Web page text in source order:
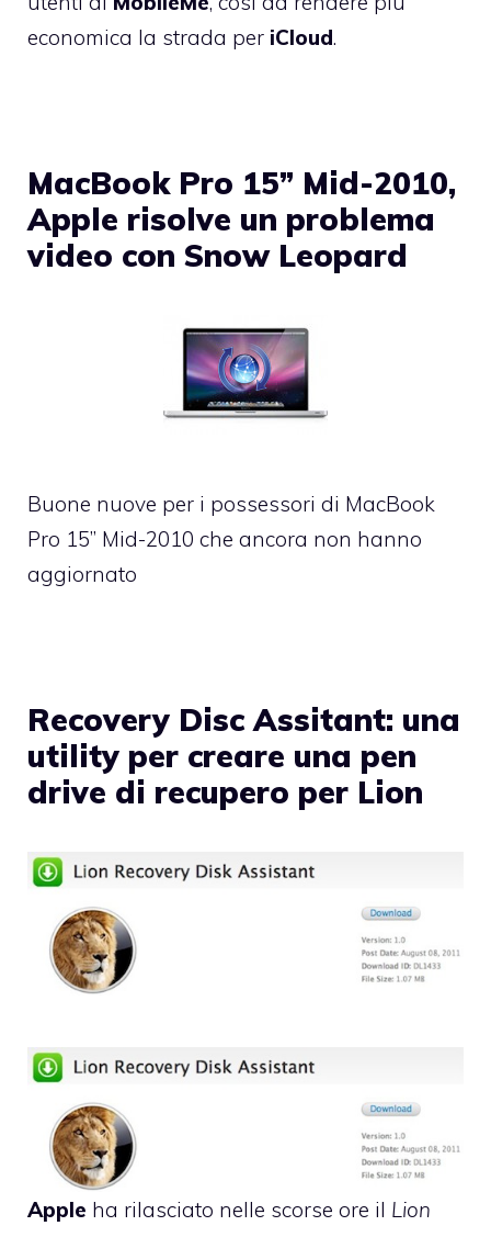
economica la strada per iCloud.
MacBook Pro 15” Mid-2010,
Apple risolve un problema
video con Snow Leopard
Buone nuove per i possessori di MacBook
Pro 15” Mid-2010 che ancora non hanno
aggiornato
Recovery Disc Assitant: una
utility per creare una pen
drive di recupero per Lion
Apple ha rilasciato nelle scorse ore il Lion